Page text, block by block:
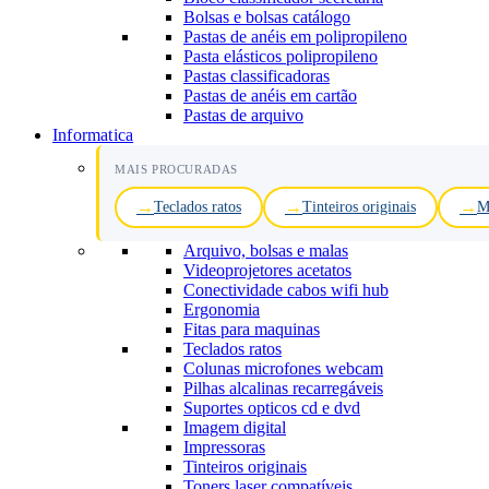
Bolsas e bolsas catálogo
Pastas de anéis em polipropileno
Pasta elásticos polipropileno
Pastas classificadoras
Pastas de anéis em cartão
Pastas de arquivo
Informatica
MAIS PROCURADAS
Teclados ratos Tinteiros originais
Arquivo, bolsas e malas
Videoprojetores acetatos
Conectividade cabos wifi hub
Ergonomia
Fitas para maquinas
Teclados ratos
Colunas microfones webcam
Pilhas alcalinas recarregáveis
Suportes opticos cd e dvd
Imagem digital
Impressoras
Tinteiros originais